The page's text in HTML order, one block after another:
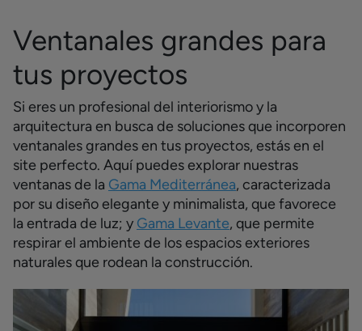
Ventanales grandes para
tus proyectos
Si eres un profesional del interiorismo y la
arquitectura en busca de soluciones que incorporen
ventanales grandes en tus proyectos, estás en el
site perfecto. Aquí puedes explorar nuestras
ventanas de la Gama Mediterránea, caracterizada
por su diseño elegante y minimalista, que favorece
la entrada de luz; y Gama Levante, que permite
respirar el ambiente de los espacios exteriores
naturales que rodean la construcción.